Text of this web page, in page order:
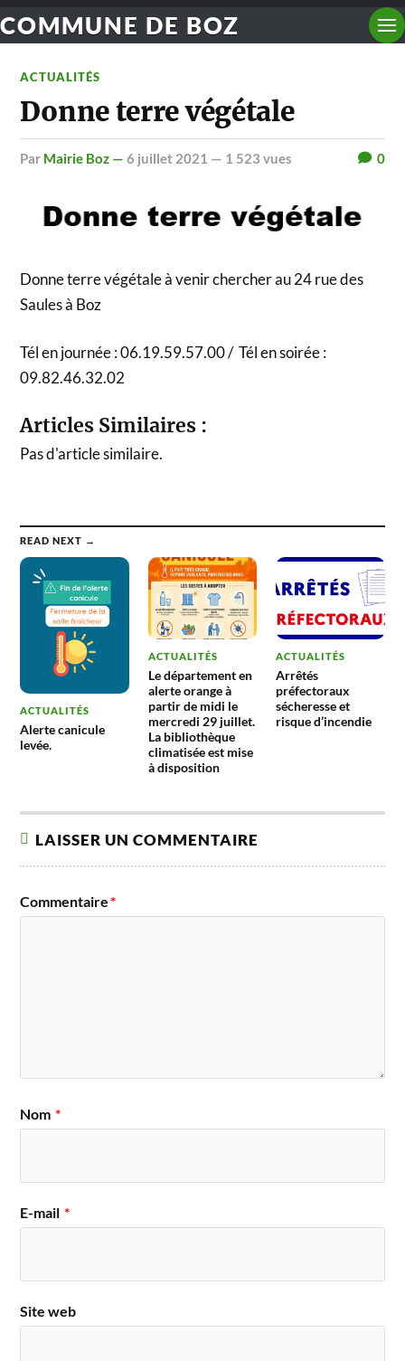
COMMUNE DE BOZ
ACTUALITÉS
Donne terre végétale
par Mairie Boz —6 juillet 2021 — 1 523 vues 0
Donne terre végétale à venir chercher au 24 rue des
Saules à Boz
Tél en journée : 06.19.59.57.00 / Tél en soirée :
09.82.46.32.02
Articles Similaires :
Pas d'article similaire.
READ NEXT →
ACTUALITÉS
Alerte canicule
levée.
ACTUALITÉS
Le département en
alerte orange à
partir de midi le
mercredi 29 juillet.
La bibliothèque
climatisée est mise
à disposition
ACTUALITÉS
Arrêtés
préfectoraux
sécheresse et
risque d’incendie
LAISSER UN COMMENTAIRE
Commentaire*
Nom *
E-mail *
Site web